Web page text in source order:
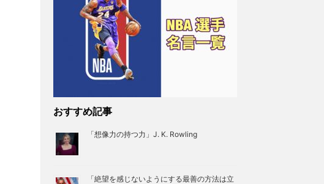
おすすめ記事
「想像力の持つ力」J. K. Rowling
「絶望を感じないようにする最善の方法は立